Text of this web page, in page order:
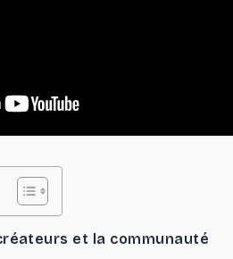
et la communauté